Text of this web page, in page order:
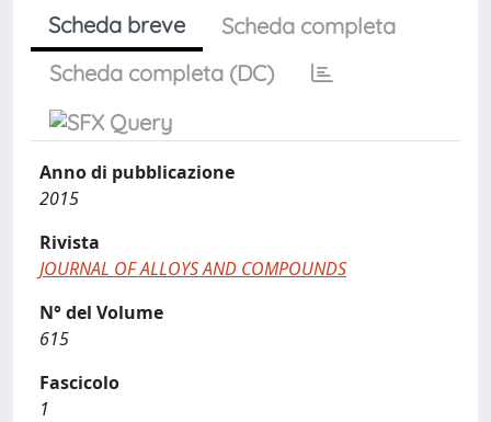
Scheda breve
Scheda completa
Scheda completa (DC)
Anno di pubblicazione
2015
Rivista
JOURNAL OF ALLOYS AND COMPOUNDS
N° del Volume
615
Fascicolo
1